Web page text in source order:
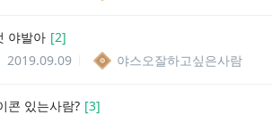
야발아 [2]
2019.09.09 야스오잘하고싶은사람
콘 있는사람? [3]